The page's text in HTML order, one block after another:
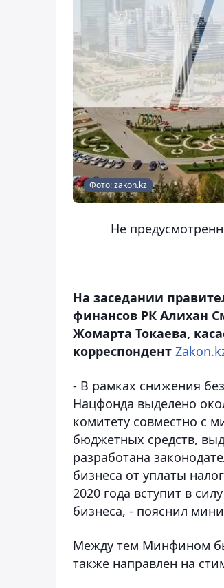
Фото: zakon.kz
Не
На заседании
финансов РК Алихан
Жомарта Токаева,
корреспондент
- В рамках снижения
Нацфонда выделено
комитету совместно с
бюджетных средств,
разработана
бизнеса от уплаты
2020 года вступит в
бизнеса, - пояснил
Между тем Минфином
также направлен на